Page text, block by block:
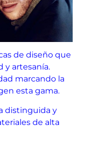
de diseño que
y artesanía.
marcando la
esta gama.
distinguida y
de alta